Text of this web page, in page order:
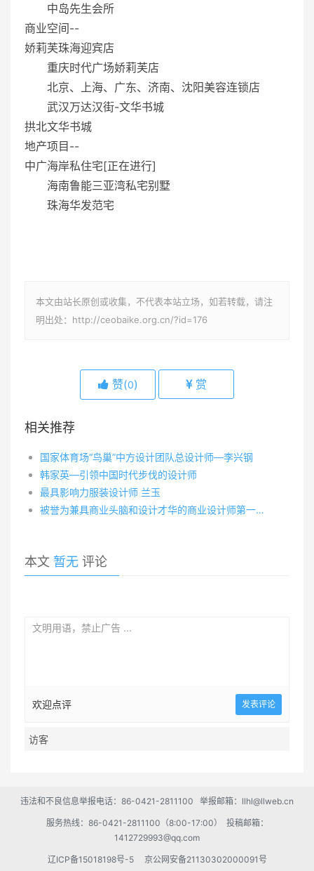
中岛先生会所
商业空间--
娇莉芙珠海迎宾店
重庆时代广场娇莉芙店
北京、上海、广东、济南、沈阳美容连锁店
武汉万达汉街-文华书城
拱北文华书城
地产项目--
中广海岸私住宅[正在进行]
海南鲁能三亚湾私宅别墅
珠海华发范宅
本文由站长原创或收集，不代表本站立场，如若转载，请注
明出处：http://ceobaike.org.cn/?id=176
赞(0) 赏
相关推荐
国家体育场“鸟巢”中方设计团队总设计师—李兴钢
韩家英—引领中国时代步伐的设计师
最具影响力服装设计师 兰玉
被誉为兼具商业头脑和设计才华的商业设计师第一人 贾伟
本文 暂无 评论
欢迎点评
违法和不良信息举报电话：86-0421-2811100 举报邮箱：llhl@llweb.cn
服务热线：86-0421-2811100（8:00-17:00） 投稿邮箱：
1412729993@qq.com
辽ICP备15018198号-5 京公网安备21130302000091号